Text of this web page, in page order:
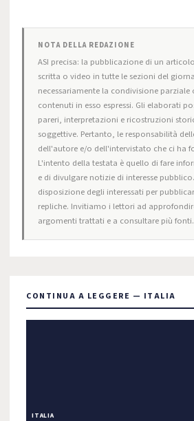
NOTA DELLA REDAZIONE
ASI precisa: la pubblicazione di un
scritta o video in tutte le sezioni del
necessariamente la condivisione parziale
contenuti in esso espressi. Gli elaborati
pareri, interpretazioni e ricostruzioni
soggettive. Pertanto, le responsabilità
dell'autore e/o dell'intervistato che ci ha
L'intento della testata è quello di fare
e di divulgare notizie di interesse
disposizione degli interessati per
repliche. Invitiamo i lettori ad
argomenti trattati e a consultare più fonti.
CONTINUA A LEGGERE — ITALIA
ITALIA